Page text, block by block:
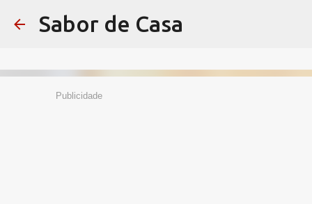
Sabor de Casa
Publicidade